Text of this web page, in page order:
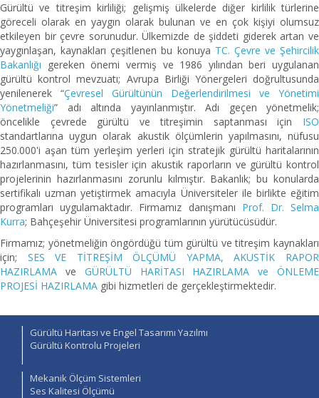
Gürültü ve titreşim kirliliği; gelişmiş ülkelerde diğer kirlilik türlerine
göreceli olarak en yaygın olarak bulunan ve en çok kişiyi olumsuz
etkileyen bir çevre sorunudur. Ülkemizde de şiddeti giderek artan ve
yaygınlaşan, kaynakları çeşitlenen bu konuya TC. Çevre ve Şehircilik
Bakanlığı gereken önemi vermiş ve 1986 yılından beri uygulanan
gürültü kontrol mevzuatı; Avrupa Birliği Yönergeleri doğrultusunda
yenilenerek “Çevresel Gürültünün Değerlendirilmesi ve Yönetimi
Yönetmeliği” adı altında yayınlanmıştır. Adı geçen yönetmelik;
öncelikle çevrede gürültü ve titreşimin saptanması için ISO
standartlarına uygun olarak akustik ölçümlerin yapılmasını, nüfusu
250.000'i aşan tüm yerleşim yerleri için stratejik gürültü haritalarının
hazırlanmasını, tüm tesisler için akustik raporların ve gürültü kontrol
projelerinin hazırlanmasını zorunlu kılmıştır. Bakanlık; bu konularda
sertifikalı uzman yetiştirmek amacıyla Üniversiteler ile birlikte eğitim
programları uygulamaktadır. Firmamız danışmanı Prof. Dr. Selma
Kurra; Bahçeşehir Üniversitesi programlarının yürütücüsüdür.
Firmamız; yönetmeliğin öngördüğü tüm gürültü ve titreşim kaynakları
için; SES VE TİTREŞİM ÖLÇÜMÜ YAPMA, AKUSTİK RAPOR
HAZIRLAMA ve GÜRÜLTÜ HARİTASI HAZIRLAMA ve ÖNLEME
PROJESİ HAZIRLAMA gibi hizmetleri de gerçekleştirmektedir.
Gürültü Haritası ve Engel Tasarımı Yazılmı
Gürültü Kontrolu Projeleri
Mekanik Ölçüm Sistemleri
Ses Kalitesi Ölçümü